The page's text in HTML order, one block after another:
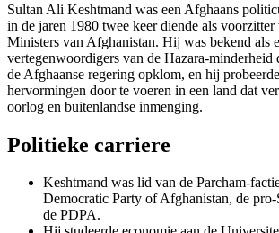
Sultan Ali Keshtmand was een Afghaans
in de jaren 1980 twee keer diende als voorzitter
Ministers van Afghanistan. Hij was bekend als
vertegenwoordigers van de Hazara-minderheid
de Afghaanse regering opklom, en hij
hervormingen door te voeren in een land dat
oorlog en buitenlandse inmenging.
Politieke carriere
Keshtmand was lid van de Parcham-
Democratic Party of Afghanistan, de
de PDPA.